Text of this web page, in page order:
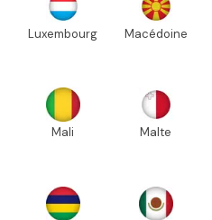
Luxembourg Macédoine
Mali Malte